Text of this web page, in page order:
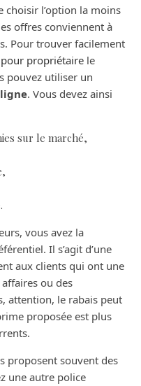
choisir l’option la moins
offres conviennent à
Pour trouver facilement
pour propriétaire le
pouvez utiliser un
. Vous devez ainsi
sur le marché,
vous avez la
Il s’agit d’une
aux clients qui ont une
ou des
attention, le rabais peut
proposée est plus
proposent souvent des
une autre police